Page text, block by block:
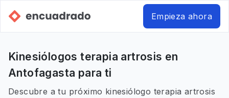
Empieza ahora
Kinesiólogos terapia artrosis en
Antofagasta para ti
Descubre a tu próximo kinesiólogo terapia artrosis